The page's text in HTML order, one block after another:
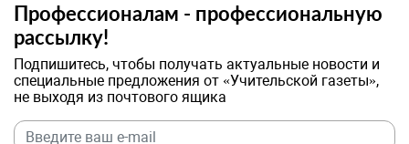
Профессионалам - профессиональную
рассылку!
Подпишитесь, чтобы получать актуальные новости и
специальные предложения от «Учительской газеты»,
не выходя из почтового ящика